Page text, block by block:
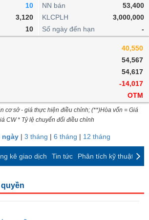
10
3,120
10
NN bán
53,400
KLCPLH
3,000,000
Số ngày đến hạn
-
40,550
54,567
54,617
-14,017
OTM
cơ sở - giá thực hiện điều chỉnh; (**)Hòa vốn = Giá
CW * Tỷ lệ chuyển đổi điều chỉnh
ngày| 3 tháng | 6 tháng | 12 tháng
kê giao dịch Tin tức Phân tích kỹ thuật